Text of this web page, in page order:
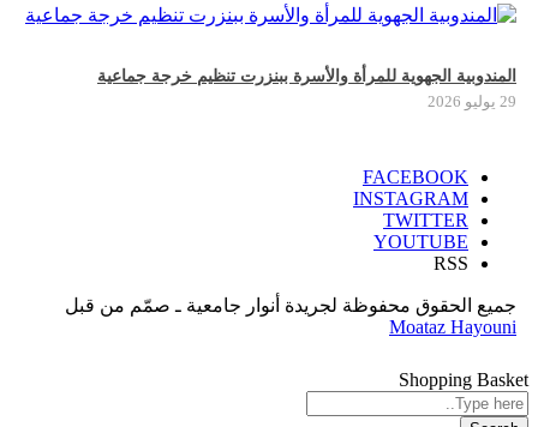
المندوبية الجهوية للمرأة والأسرة ببنزرت تنظيم خرجة جماعية
29 يوليو 2026
FACEBOOK
INSTAGRAM
TWITTER
YOUTUBE
RSS
جميع الحقوق محفوظة لجريدة أنوار جامعية ـ صمّم من قبل
Moataz Hayouni
Shopping Basket